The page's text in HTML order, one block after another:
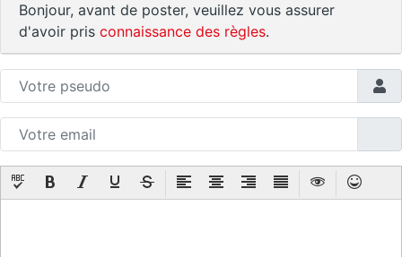
Bonjour, avant de poster, veuillez vous assurer
d'avoir pris connaissance des règles.